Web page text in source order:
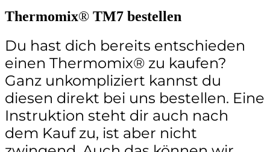
Thermomix® TM7 bestellen
Du hast dich bereits entschieden
einen Thermomix® zu kaufen?
Ganz unkompliziert kannst du
diesen direkt bei uns bestellen. Eine
Instruktion steht dir auch nach
dem Kauf zu, ist aber nicht